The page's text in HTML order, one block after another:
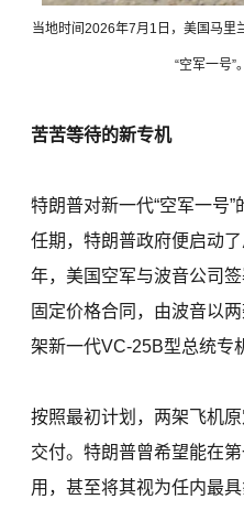
当地时间2026年7月1日，美国马里
“空军一号”
苦苦等待的新专机
特朗普对新一代“空军一号
任期，特朗普政府便启动
年，美国空军与波音公司
固定价格合同，由波音以
架新一代VC-25B型总统专
按照最初计划，两架飞机
交付。特朗普曾希望能在
用，甚至将其视为任内最